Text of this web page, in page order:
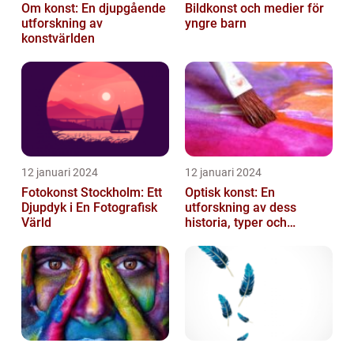
Om konst: En djupgående
utforskning av
konstvärlden
Bildkonst och medier för
yngre barn
12 januari 2024
Fotokonst Stockholm: Ett
Djupdyk i En Fotografisk
Värld
12 januari 2024
Optisk konst: En
utforskning av dess
historia, typer och